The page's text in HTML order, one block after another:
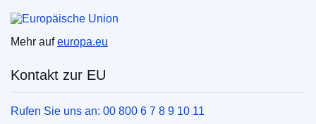
Europäische Union
Mehr aufeuropa.eu
Kontakt zur EU
Rufen Sie uns an: 00 800 6 7 8 9 10 11